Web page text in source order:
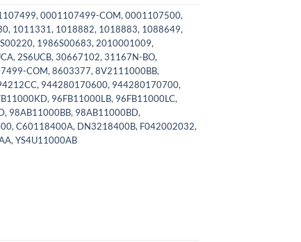
, 0001107499-COM, 0001107500,
, 1011331, 1018882, 1018883, 1088649,
, 1986S00683, 2010001009,
, 2S6UCB, 30667102, 31167N-BO,
COM, 8603377, 8V2111000BB,
, 944280170600, 944280170700,
, 96FB11000LB, 96FB11000LC,
, 98AB11000BB, 98AB11000BD,
, C60118400A, DN3218400B, F042002032,
, YS4U11000AB